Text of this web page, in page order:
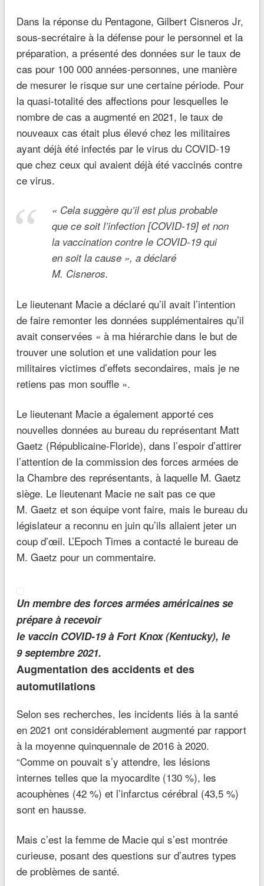
Dans la réponse du Pentagone, Gilbert Cisneros Jr,
sous-secrétaire à la défense pour le personnel et la
préparation, a présenté des données sur le taux de
cas pour 100 000 années-personnes, une manière
de mesurer le risque sur une certaine période. Pour
la quasi-totalité des affections pour lesquelles le
nombre de cas a augmenté en 2021, le taux de
nouveaux cas était plus élevé chez les militaires
ayant déjà été infectés par le virus du COVID-19
que chez ceux qui avaient déjà été vaccinés contre
ce virus.
« Cela suggère qu’il est plus probable
que ce soit l’infection [COVID-19] et non
la vaccination contre le COVID-19 qui
en soit la cause », a déclaré
M. Cisneros.
Le lieutenant Macie a déclaré qu’il avait l’intention
de faire remonter les données supplémentaires qu’il
avait conservées « à ma hiérarchie dans le but de
trouver une solution et une validation pour les
militaires victimes d’effets secondaires, mais je ne
retiens pas mon souffle ».
Le lieutenant Macie a également apporté ces
nouvelles données au bureau du représentant Matt
Gaetz (Républicaine-Floride), dans l’espoir d’attirer
l’attention de la commission des forces armées de
la Chambre des représentants, à laquelle M. Gaetz
siège. Le lieutenant Macie ne sait pas ce que
M. Gaetz et son équipe vont faire, mais le bureau du
législateur a reconnu en juin qu’ils allaient jeter un
coup d’œil. L’Epoch Times a contacté le bureau de
M. Gaetz pour un commentaire.
Un membre des forces armées américaines se
prépare à recevoir
le vaccin COVID-19 à Fort Knox (Kentucky), le
9 septembre 2021.
Augmentation des accidents et des
automutilations
Selon ses recherches, les incidents liés à la santé
en 2021 ont considérablement augmenté par rapport
à la moyenne quinquennale de 2016 à 2020.
“Comme on pouvait s’y attendre, les lésions
internes telles que la myocardite (130 %), les
acouphènes (42 %) et l’infarctus cérébral (43,5 %)
sont en hausse.
Mais c’est la femme de Macie qui s’est montrée
curieuse, posant des questions sur d’autres types
de problèmes de santé.